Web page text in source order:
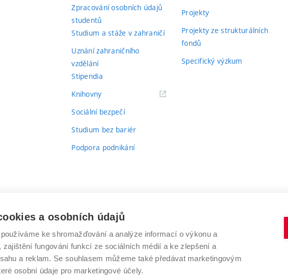
Zpracování osobních údajů
studentů
Studium a stáže v zahraničí
Uznání zahraničního
vzdělání
Stipendia
Knihovny(externí
Sociální bezpečí
Studium bez bariér
Podpora podnikání
Projekty
Projekty ze strukturálních
fondů
Specifický výzkum
VYSOKÉ UČENÍ TECHNICKÉ V BRNĚ
Antonínská 548/1
602 00 Brno
www.vut.cz
a osobních údajů
ke shromažďování a analýze informací o výkonu a
zajištění fungování funkcí ze sociálních médií a ke zlepšení a
a reklam. Se souhlasem můžeme také předávat marketingovým
osobní údaje pro marketingové účely.